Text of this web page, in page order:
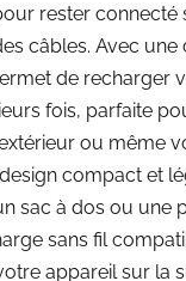
rester connecté
câbles. Avec une
de recharger
fois, parfaite
ou même
compact et
sac à dos ou une
sans fil
appareil sur la